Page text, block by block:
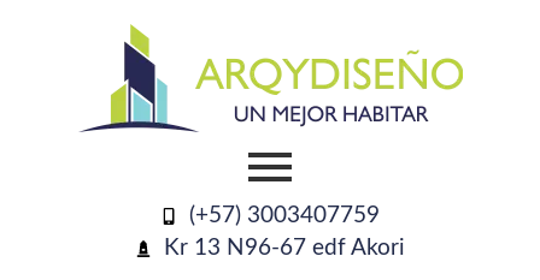
(+57) 3003407759
Kr 13 N96-67 edf Akori